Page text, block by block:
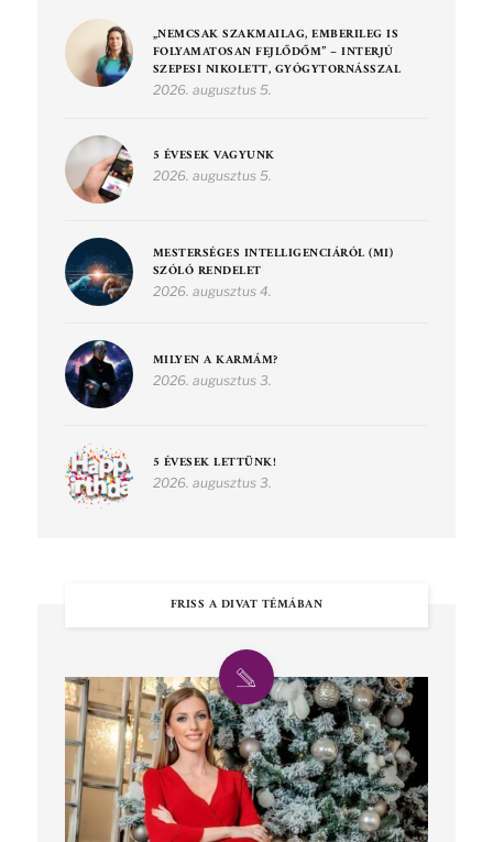
„NEMCSAK SZAKMAILAG, EMBERILEG IS
FOLYAMATOSAN FEJLŐDŐM” – INTERJÚ
SZEPESI NIKOLETT, GYÓGYTORNÁSSZAL
2026. augusztus 5.
5 ÉVESEK VAGYUNK
2026. augusztus 5.
MESTERSÉGES INTELLIGENCIÁRÓL (MI)
SZÓLÓ RENDELET
2026. augusztus 4.
MILYEN A KARMÁM?
2026. augusztus 3.
5 ÉVESEK LETTÜNK!
2026. augusztus 3.
FRISS A DIVAT TÉMÁBAN